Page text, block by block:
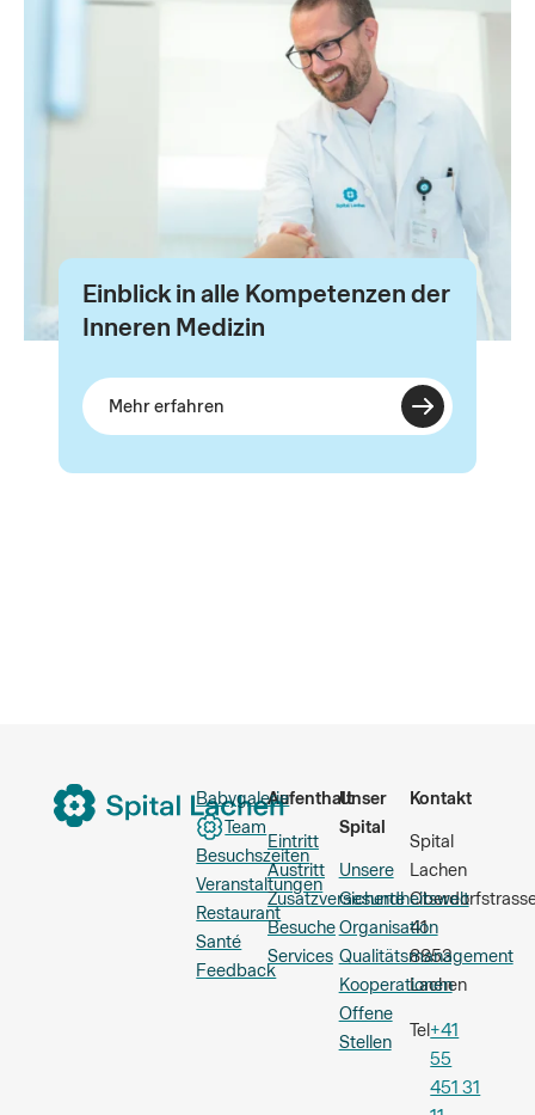
Einblick in alle Kompetenzen der
Inneren Medizin
Mehr erfahren
Babygalerie
Team
Besuchszeiten
Veranstaltungen
Restaurant
Santé
Feedback
Aufenthalt
Eintritt
Austritt
Zusatzversicherte
Besuche
Services
Unser
Spital
Unsere
Gesundheitswelt
Organisation
Qualitätsmanagement
Kooperationen
Offene
Stellen
Kontakt
Spital
Lachen
41
8853
Lachen
Tel+41
55
451 31